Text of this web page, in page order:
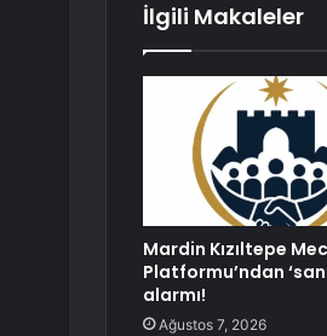
İlgili Makaleler
Mardin Kızıltepe
Platformu’ndan
alarmı!
Ağustos 7, 2026